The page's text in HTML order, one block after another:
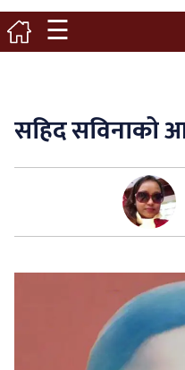
☰
विचार / ब्लग
नगर/गाउँ पालिका
कृषि/सहकारी
प्रवास
सुचनाहरु
सहिद सविनाको